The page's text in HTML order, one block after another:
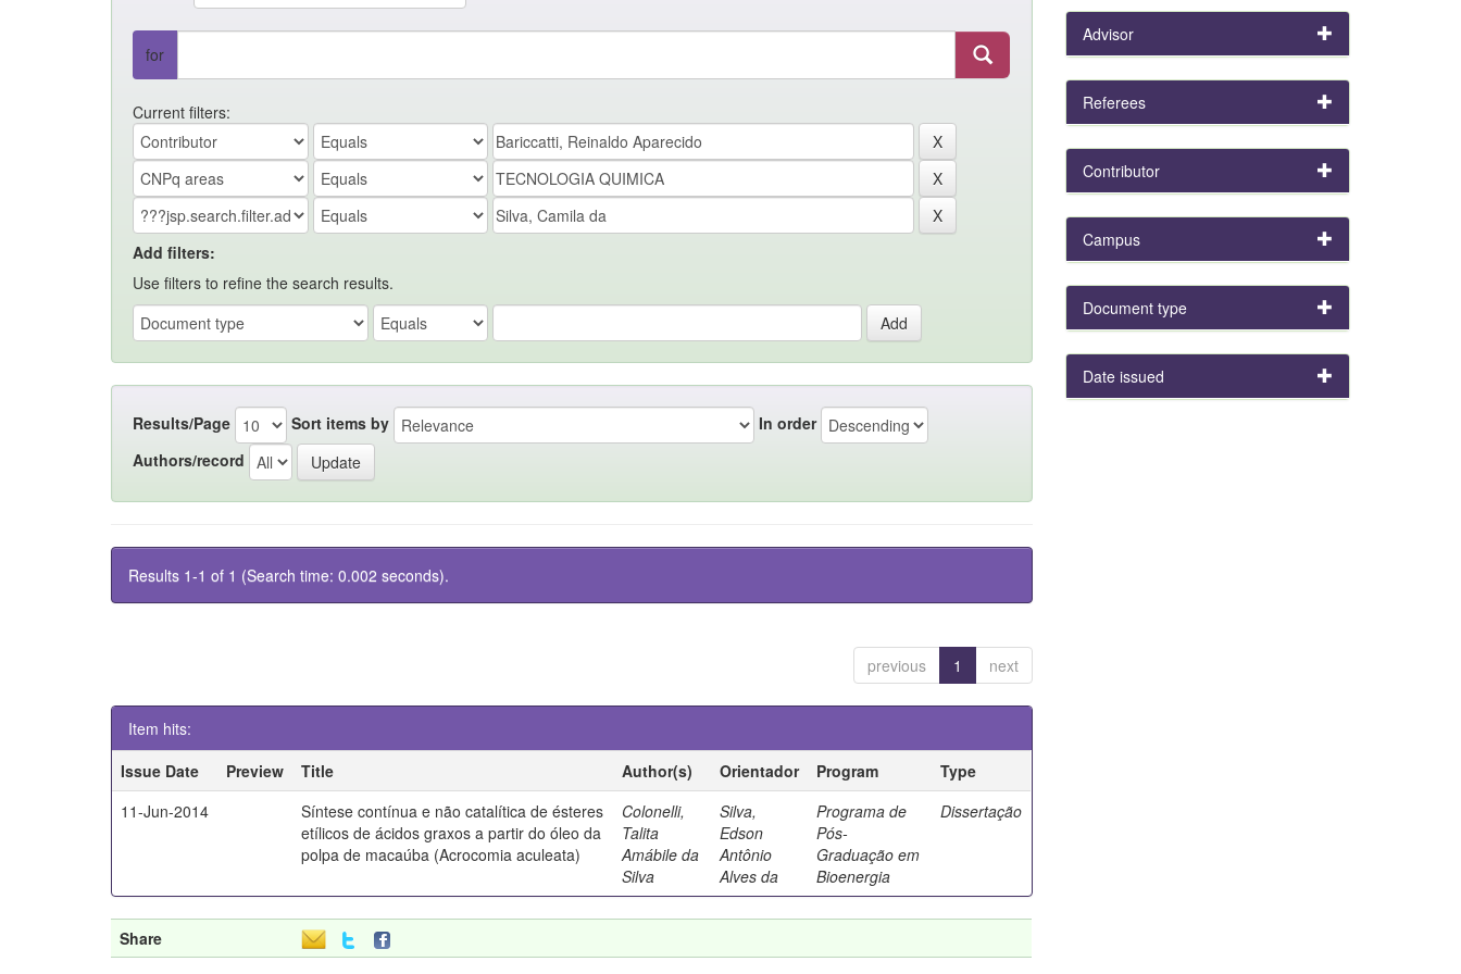
for
Current filters:
Add filters:
Use filters to refine the search results.
Results/Page Sort items by
In order
Authors/record
Results 1-1 of 1 (Search time: 0.002 seconds).
previous 1 next
Item hits:
Issue Date
Preview Title Author(s) Orientador Program
Type
11-Jun-2014
Síntese contínua e não catalítica de ésteres
etílicos de ácidos graxos a partir do óleo da
polpa de macaúba (Acrocomia aculeata)
Colonelli,
Talita
Amábile da
Silva
Silva,
Edson
Antônio
Alves da
Programa de
Pós-
Graduação em
Bioenergia
Dissertação
Share
Advisor
Referees
Contributor
Campus
Document type
Date issued